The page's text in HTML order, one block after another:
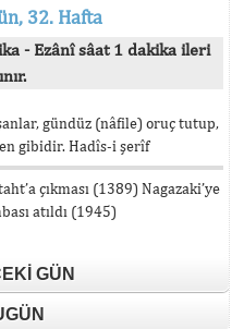
32. Hafta
- Ezânî sâat 1 dakika ileri
gündüz (nâfile) oruç tutup,
gibidir. Hadîs-i şerîf
çıkması (1389) Nagazaki’ye
atıldı (1945)
GÜN